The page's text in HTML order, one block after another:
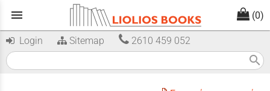
menu (0)
Login Sitemap 2610 459 052
search